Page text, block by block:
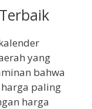
yang
bahwa
paling
harga